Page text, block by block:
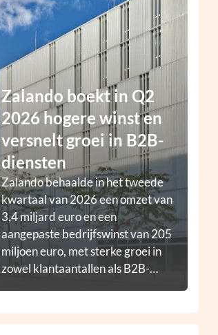
Zalando boekt in Q2
2026 hogere winst en
versnelt groei in B2B-
diensten
Zalando behaalde in het tweede
kwartaal van 2026 een omzet van
3,4 miljard euro en een
aangepaste bedrijfswinst van 205
miljoen euro, met sterke groei in
zowel klantaantallen als B2B-